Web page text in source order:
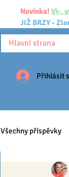
Novinka! Vi-,
JIŽ BRZY -
Hlavní strana
Přihlásit
Všechny příspěvky
Pracovní listy